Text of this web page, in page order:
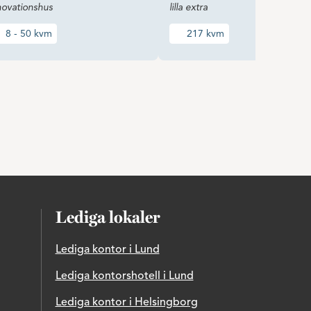
8 - 50 kvm
lilla extra
217 kvm
Lediga lokaler
Lediga kontor i Lund
Lediga kontorshotell i Lund
Lediga kontor i Helsingborg